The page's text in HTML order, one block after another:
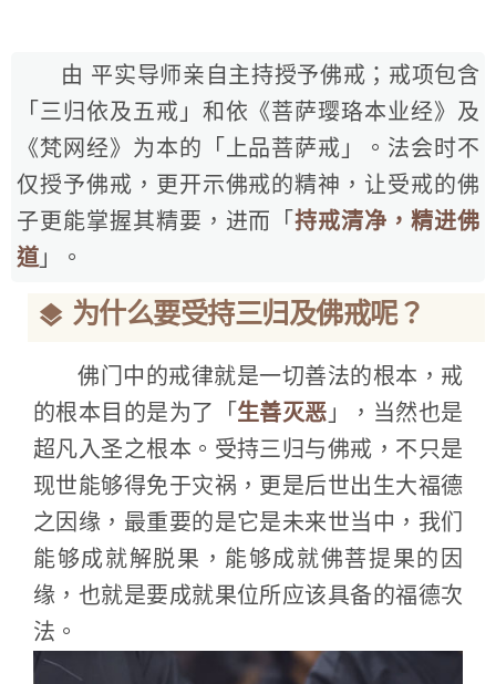
由 平实导师亲自主持授予佛戒；戒项包含
「三归依及五戒」和依《菩萨璎珞本业经》及
《梵网经》为本的「上品菩萨戒」。法会时不
仅授予佛戒，更开示佛戒的精神，让受戒的佛
子更能掌握其精要，进而「持戒清净，精进佛
道 」。
为什么要受持三归及佛戒呢？
佛门中的戒律就是一切善法的根本，戒
的根本目的是为了「 生善灭恶 」，当然也是
超凡入圣之根本。受持三归与佛戒，不只是
现世能够得免于灾祸，更是后世出生大福德
之因缘，最重要的是它是未来世当中，我们
能够成就解脱果，能够成就佛菩提果的因
缘，也就是要成就果位所应该具备的福德次
法。